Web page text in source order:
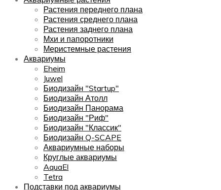
Растения переднего плана
Растения среднего плана
Растения заднего плана
Мхи и папоротники
Меристемные растения
Аквариумы
Eheim
Juwel
Биодизайн "Startup"
Биодизайн Атолл
Биодизайн Панорама
Биодизайн "Риф"
Биодизайн "Классик"
Биодизайн Q-SCAPE
Аквариумные наборы
Круглые аквариумы
AquaEl
Tetra
Подставки под аквариумы